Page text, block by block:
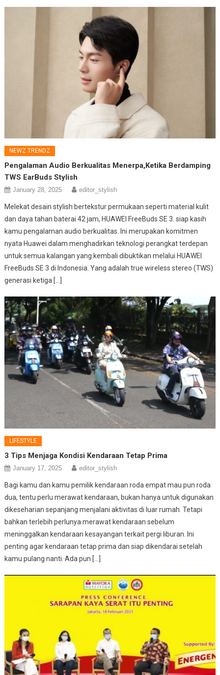
NEWZ TRENDZ
Pengalaman Audio Berkualitas Menerpa,Ketika Berdamping
TWS EarBuds Stylish
January 28, 2025 editor_stylish
Melekat desain stylish bertekstur permukaan seperti material kulit
dan daya tahan baterai 42 jam, HUAWEI FreeBuds SE 3. siap kasih
kamu pengalaman audio berkualitas. Ini merupakan komitmen
nyata Huawei dalam menghadirkan teknologi perangkat terdepan
untuk semua kalangan yang kembali dibuktikan melalui HUAWEI
FreeBuds SE 3 di Indonesia. Yang adalah true wireless stereo (TWS)
generasi ketiga […]
LIFESTYLE
3 Tips Menjaga Kondisi Kendaraan Tetap Prima
January 17, 2025 editor_stylish
Bagi kamu dan kamu pemilik kendaraan roda empat mau pun roda
dua, tentu perlu merawat kendaraan, bukan hanya untuk digunakan
dikeseharian sepanjang menjalani aktivitas di luar rumah. Tetapi
bahkan terlebih perlunya merawat kendaraan sebelum
meninggalkan kendaraan kesayangan terkait pergi liburan. Ini
penting agar kendaraan tetap prima dan siap dikendarai setelah
kamu pulang nanti. Ada pun […]